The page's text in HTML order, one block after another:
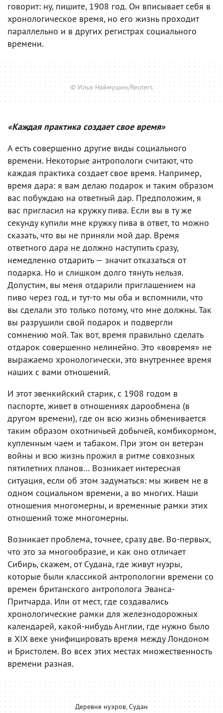
говорит: ну, пишите, 1908 год. Он вписывает себя в
хронологическое время, но его жизнь проходит
параллельно и в других регистрах социального
времени.
© Илья Наймушин/Reuters
«Каждая практика создает свое время»
А есть совершенно другие виды социального
времени. Некоторые антропологи считают, что
каждая практика создает свое время. Например,
время дара: я вам делаю подарок и таким образом
вас побуждаю на ответный дар. Предположим, я
вас пригласил на кружку пива. Если вы в ту же
секунду купили мне кружку пива в ответ, то можно
сказать, что вы не приняли мой дар. Время
ответного дара не должно наступить сразу,
немедленно отдарить — значит отказаться от
подарка. Но и слишком долго тянуть нельзя.
Допустим, вы меня отдарили приглашением на
пиво через год, и тут-то мы оба и вспомнили, что
вы сделали это только потому, что мне должны. Так
вы разрушили свой подарок и подвергли
сомнению мой. Так вот, время правильно сделать
отдарок совершенно нелинейно. Это «вовремя» не
выражаемо хронологически, это внутреннее время
наших с вами отношений.
И этот эвенкийский старик, с 1908 годом в
паспорте, живет в отношениях дарообмена (в
другом времени), где он всю жизнь обменивается
таким образом охотничьей добычей, комбикормом,
купленным чаем и табаком. При этом он ветеран
войны и всю жизнь прожил в ритме совхозных
пятилетних планов… Возникает интересная
ситуация, если об этом задуматься: мы живем не в
одном социальном времени, а во многих. Наши
отношения многомерны, и временные рамки этих
отношений тоже многомерны.
Возникает проблема, точнее, сразу две. Во-первых,
что это за многообразие, и как оно отличает
Сибирь, скажем, от Судана, где живут нуэры,
которые были классикой антропологии времени со
времен британского антрополога Эванса-
Притчарда. Или от мест, где создавались
хронологические рамки для железнодорожных
календарей, какой-нибудь Англии, где нужно было
в XIX веке унифицировать время между Лондоном
и Бристолем. Во всех этих местах множественность
времени разная.
Деревня нуэров, Судан